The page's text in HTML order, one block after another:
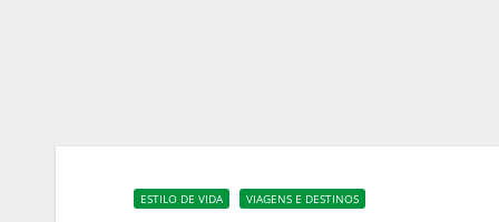
ESTILO DE VIDA VIAGENS E DESTINOS